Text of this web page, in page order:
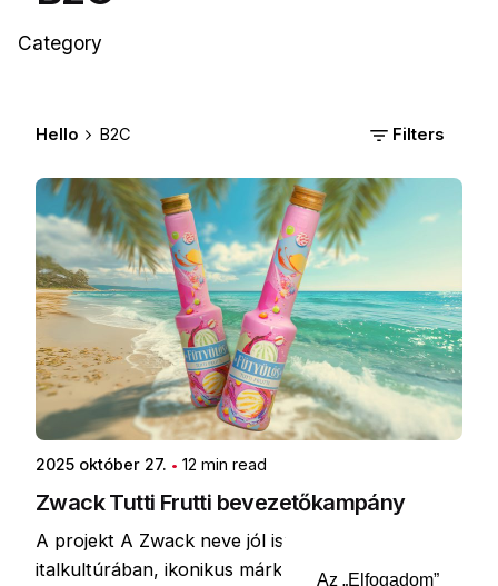
Az „Elfogadom”
Category
Hello B2C Filters
2025 október 27. 12 min read
Zwack Tutti Frutti bevezetőkampány
A projekt A Zwack neve jól ismert a magyar
italkultúrában, ikonikus márkáik...